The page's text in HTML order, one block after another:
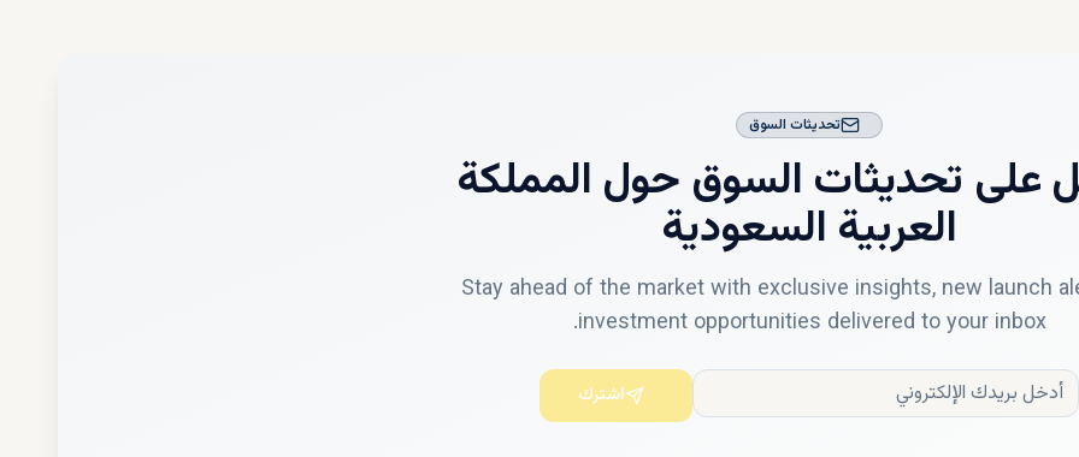
من أن الأسعار تقريبية وقابلة للتغيير بناءً على ديناميكيات السوق.
تحديثات السوق
على تحديثات السوق حول المملكة
العربية السعودية
Stay ahead of the market with exclusive insights, new launch
investment opportunities delivered to your inbox.
اشترك